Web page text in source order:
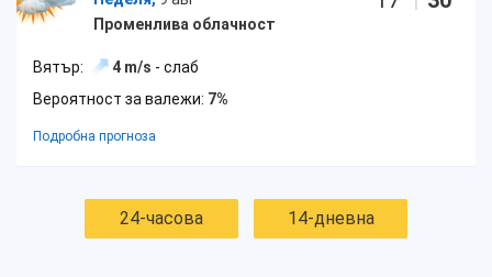
Променлива облачност
Вятър: 4 m/s - слаб
Вероятност за валежи: 7%
Подробна прогноза
24-часова 14-дневна